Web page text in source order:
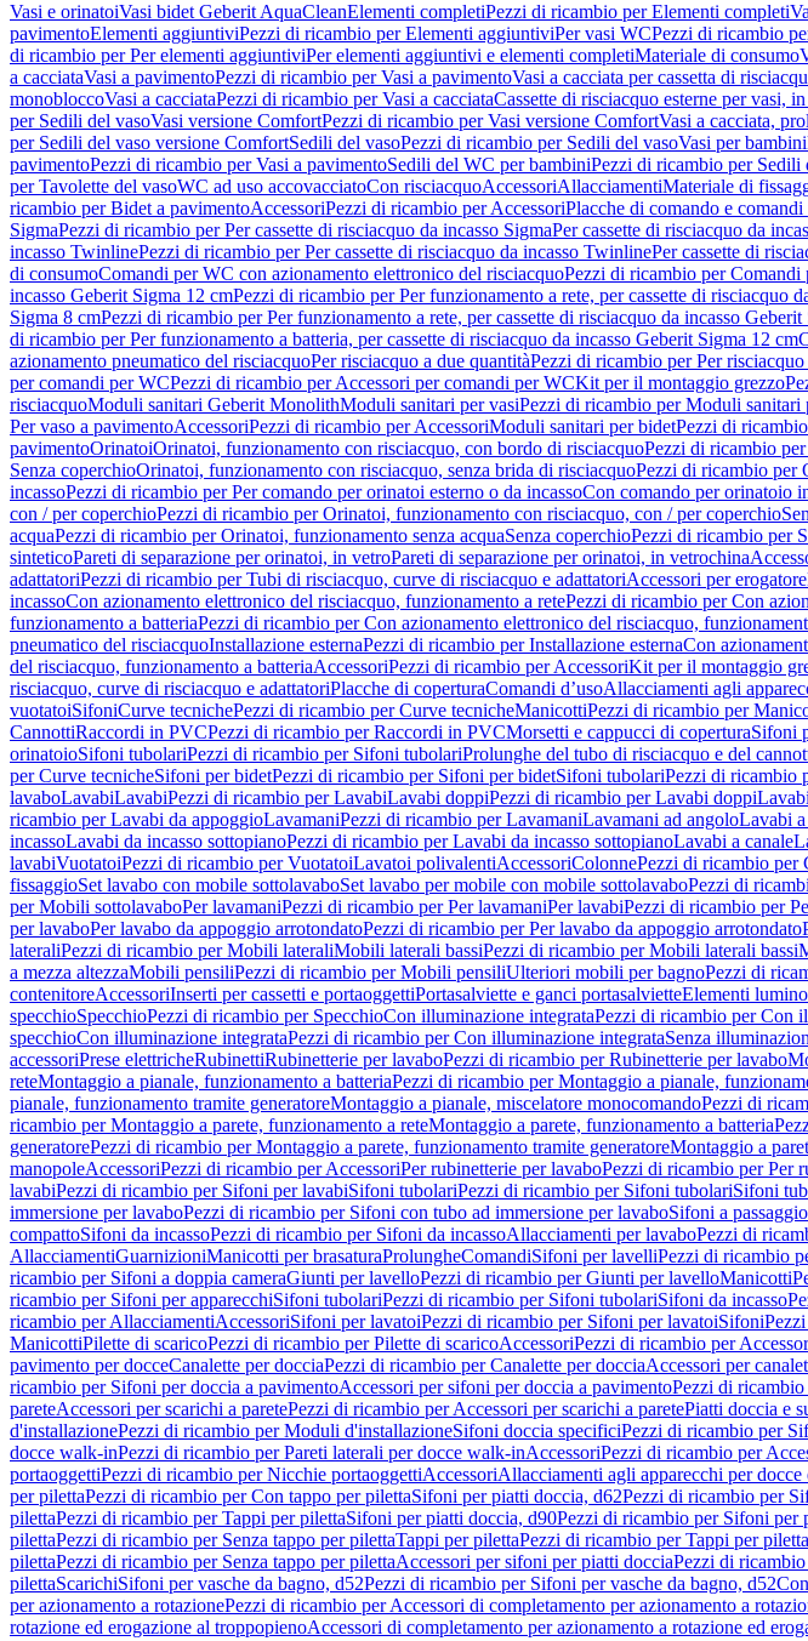
Vasi e orinatoiVasi bidet Geberit AquaCleanElementi completiPezzi di ricambio per Elementi completi
pavimentoElementi aggiuntiviPezzi di ricambio per Elementi aggiuntiviPer vasi WCPezzi di ricambio
di ricambio per Per elementi aggiuntiviPer elementi aggiuntivi e elementi completiMateriale di consumo
a cacciataVasi a pavimentoPezzi di ricambio per Vasi a pavimentoVasi a cacciata per cassetta di
monobloccoVasi a cacciataPezzi di ricambio per Vasi a cacciataCassette di risciacquo esterne per vasi,
per Sedili del vasoVasi versione ComfortPezzi di ricambio per Vasi versione ComfortVasi a cacciata,
per Sedili del vaso versione ComfortSedili del vasoPezzi di ricambio per Sedili del vasoVasi per bambini
pavimentoPezzi di ricambio per Vasi a pavimentoSedili del WC per bambiniPezzi di ricambio per Sedili
per Tavolette del vasoWC ad uso accovacciatoCon risciacquoAccessoriAllacciamentiMateriale di
ricambio per Bidet a pavimentoAccessoriPezzi di ricambio per AccessoriPlacche di comando e
SigmaPezzi di ricambio per Per cassette di risciacquo da incasso SigmaPer cassette di risciacquo da
incasso TwinlinePezzi di ricambio per Per cassette di risciacquo da incasso TwinlinePer cassette di
di consumoComandi per WC con azionamento elettronico del risciacquoPezzi di ricambio per
incasso Geberit Sigma 12 cmPezzi di ricambio per Per funzionamento a rete, per cassette di risciacquo
Sigma 8 cmPezzi di ricambio per Per funzionamento a rete, per cassette di risciacquo da incasso
di ricambio per Per funzionamento a batteria, per cassette di risciacquo da incasso Geberit Sigma 12 cm
azionamento pneumatico del risciacquoPer risciacquo a due quantitàPezzi di ricambio per Per risciacquo
per comandi per WCPezzi di ricambio per Accessori per comandi per WCKit per il montaggio grezzo
risciacquoModuli sanitari Geberit MonolithModuli sanitari per vasiPezzi di ricambio per Moduli sanitari
Per vaso a pavimentoAccessoriPezzi di ricambio per AccessoriModuli sanitari per bidetPezzi di
pavimentoOrinatoiOrinatoi, funzionamento con risciacquo, con bordo di risciacquoPezzi di ricambio
Senza coperchioOrinatoi, funzionamento con risciacquo, senza brida di risciacquoPezzi di ricambio per
incassoPezzi di ricambio per Per comando per orinatoi esterno o da incassoCon comando per orinatoio
con / per coperchioPezzi di ricambio per Orinatoi, funzionamento con risciacquo, con / per coperchio
acquaPezzi di ricambio per Orinatoi, funzionamento senza acquaSenza coperchioPezzi di ricambio per
sinteticoPareti di separazione per orinatoi, in vetroPareti di separazione per orinatoi, in vetrochina
adattatoriPezzi di ricambio per Tubi di risciacquo, curve di risciacquo e adattatoriAccessori per erogatore
incassoCon azionamento elettronico del risciacquo, funzionamento a retePezzi di ricambio per Con
funzionamento a batteriaPezzi di ricambio per Con azionamento elettronico del risciacquo,
pneumatico del risciacquoInstallazione esternaPezzi di ricambio per Installazione esternaCon
del risciacquo, funzionamento a batteriaAccessoriPezzi di ricambio per AccessoriKit per il montaggio
risciacquo, curve di risciacquo e adattatoriPlacche di coperturaComandi d’usoAllacciamenti agli
vuotatoiSifoniCurve tecnichePezzi di ricambio per Curve tecnicheManicottiPezzi di ricambio per
CannottiRaccordi in PVCPezzi di ricambio per Raccordi in PVCMorsetti e cappucci di coperturaSifoni
orinatoioSifoni tubolariPezzi di ricambio per Sifoni tubolariProlunghe del tubo di risciacquo e del
per Curve tecnicheSifoni per bidetPezzi di ricambio per Sifoni per bidetSifoni tubolariPezzi di ricambio
lavaboLavabiLavabiPezzi di ricambio per LavabiLavabi doppiPezzi di ricambio per Lavabi doppi
ricambio per Lavabi da appoggioLavamaniPezzi di ricambio per LavamaniLavamani ad angoloLavabi a
incassoLavabi da incasso sottopianoPezzi di ricambio per Lavabi da incasso sottopianoLavabi a canale
lavabiVuotatoiPezzi di ricambio per VuotatoiLavatoi polivalentiAccessoriColonnePezzi di ricambio per
fissaggioSet lavabo con mobile sottolavaboSet lavabo per mobile con mobile sottolavaboPezzi di
per Mobili sottolavaboPer lavamaniPezzi di ricambio per Per lavamaniPer lavabiPezzi di ricambio per
per lavaboPer lavabo da appoggio arrotondatoPezzi di ricambio per Per lavabo da appoggio arrotondato
lateraliPezzi di ricambio per Mobili lateraliMobili laterali bassiPezzi di ricambio per Mobili laterali bassi
a mezza altezzaMobili pensiliPezzi di ricambio per Mobili pensiliUlteriori mobili per bagnoPezzi di
contenitoreAccessoriInserti per cassetti e portaoggettiPortasalviette e ganci portasalvietteElementi
specchioSpecchioPezzi di ricambio per SpecchioCon illuminazione integrataPezzi di ricambio per Con
specchioCon illuminazione integrataPezzi di ricambio per Con illuminazione integrataSenza
accessoriPrese elettricheRubinettiRubinetterie per lavaboPezzi di ricambio per Rubinetterie per lavabo
reteMontaggio a pianale, funzionamento a batteriaPezzi di ricambio per Montaggio a pianale,
pianale, funzionamento tramite generatoreMontaggio a pianale, miscelatore monocomandoPezzi di
ricambio per Montaggio a parete, funzionamento a reteMontaggio a parete, funzionamento a batteria
generatorePezzi di ricambio per Montaggio a parete, funzionamento tramite generatoreMontaggio a
manopoleAccessoriPezzi di ricambio per AccessoriPer rubinetterie per lavaboPezzi di ricambio per Per
lavabiPezzi di ricambio per Sifoni per lavabiSifoni tubolariPezzi di ricambio per Sifoni tubolariSifoni
immersione per lavaboPezzi di ricambio per Sifoni con tubo ad immersione per lavaboSifoni a
compattoSifoni da incassoPezzi di ricambio per Sifoni da incassoAllacciamenti per lavaboPezzi di
AllacciamentiGuarnizioniManicotti per brasaturaProlungheComandiSifoni per lavelliPezzi di ricambio
ricambio per Sifoni a doppia cameraGiunti per lavelloPezzi di ricambio per Giunti per lavelloManicotti
ricambio per Sifoni per apparecchiSifoni tubolariPezzi di ricambio per Sifoni tubolariSifoni da incasso
ricambio per AllacciamentiAccessoriSifoni per lavatoiPezzi di ricambio per Sifoni per lavatoiSifoni
ManicottiPilette di scaricoPezzi di ricambio per Pilette di scaricoAccessoriPezzi di ricambio per
pavimento per docceCanalette per docciaPezzi di ricambio per Canalette per docciaAccessori per
ricambio per Sifoni per doccia a pavimentoAccessori per sifoni per doccia a pavimentoPezzi di
pareteAccessori per scarichi a paretePezzi di ricambio per Accessori per scarichi a paretePiatti doccia e
d'installazionePezzi di ricambio per Moduli d'installazioneSifoni doccia specificiPezzi di ricambio per
docce walk-inPezzi di ricambio per Pareti laterali per docce walk-inAccessoriPezzi di ricambio per
portaoggettiPezzi di ricambio per Nicchie portaoggettiAccessoriAllacciamenti agli apparecchi per docce
per pilettaPezzi di ricambio per Con tappo per pilettaSifoni per piatti doccia, d62Pezzi di ricambio per
pilettaPezzi di ricambio per Tappi per pilettaSifoni per piatti doccia, d90Pezzi di ricambio per Sifoni per
pilettaPezzi di ricambio per Senza tappo per pilettaTappi per pilettaPezzi di ricambio per Tappi per piletta
pilettaPezzi di ricambio per Senza tappo per pilettaAccessori per sifoni per piatti docciaPezzi di
pilettaScarichiSifoni per vasche da bagno, d52Pezzi di ricambio per Sifoni per vasche da bagno, d52
per azionamento a rotazionePezzi di ricambio per Accessori di completamento per azionamento a
rotazione ed erogazione al troppopienoAccessori di completamento per azionamento a rotazione ed